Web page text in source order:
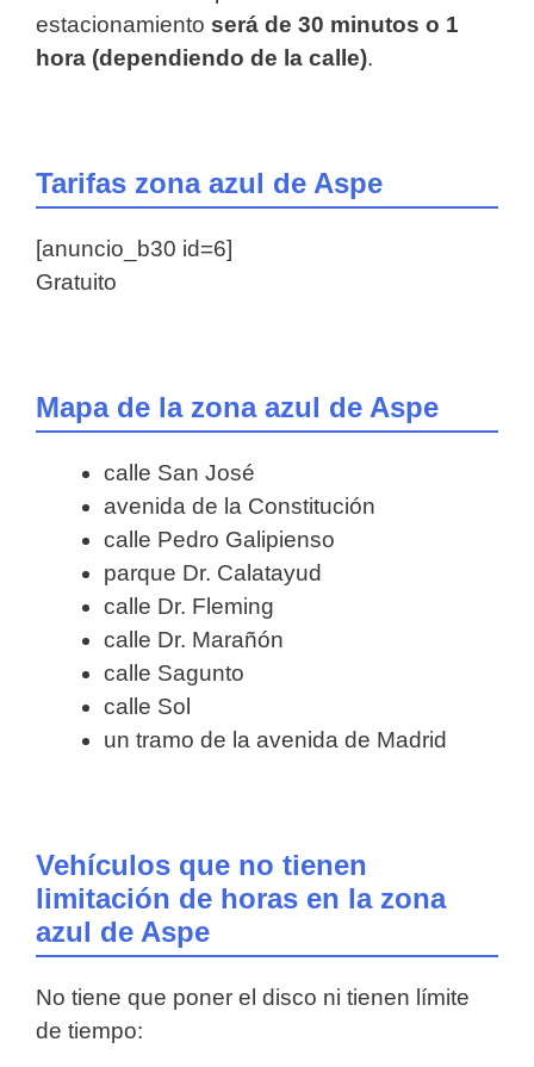
estacionamiento será de 30 minutos o 1
hora (dependiendo de la calle).
Tarifas zona azul de Aspe
[anuncio_b30 id=6]
Gratuito
Mapa de la zona azul de Aspe
calle San José
avenida de la Constitución
calle Pedro Galipienso
parque Dr. Calatayud
calle Dr. Fleming
calle Dr. Marañón
calle Sagunto
calle Sol
un tramo de la avenida de Madrid
Vehículos que no tienen
limitación de horas en la zona
azul de Aspe
No tiene que poner el disco ni tienen límite
de tiempo: